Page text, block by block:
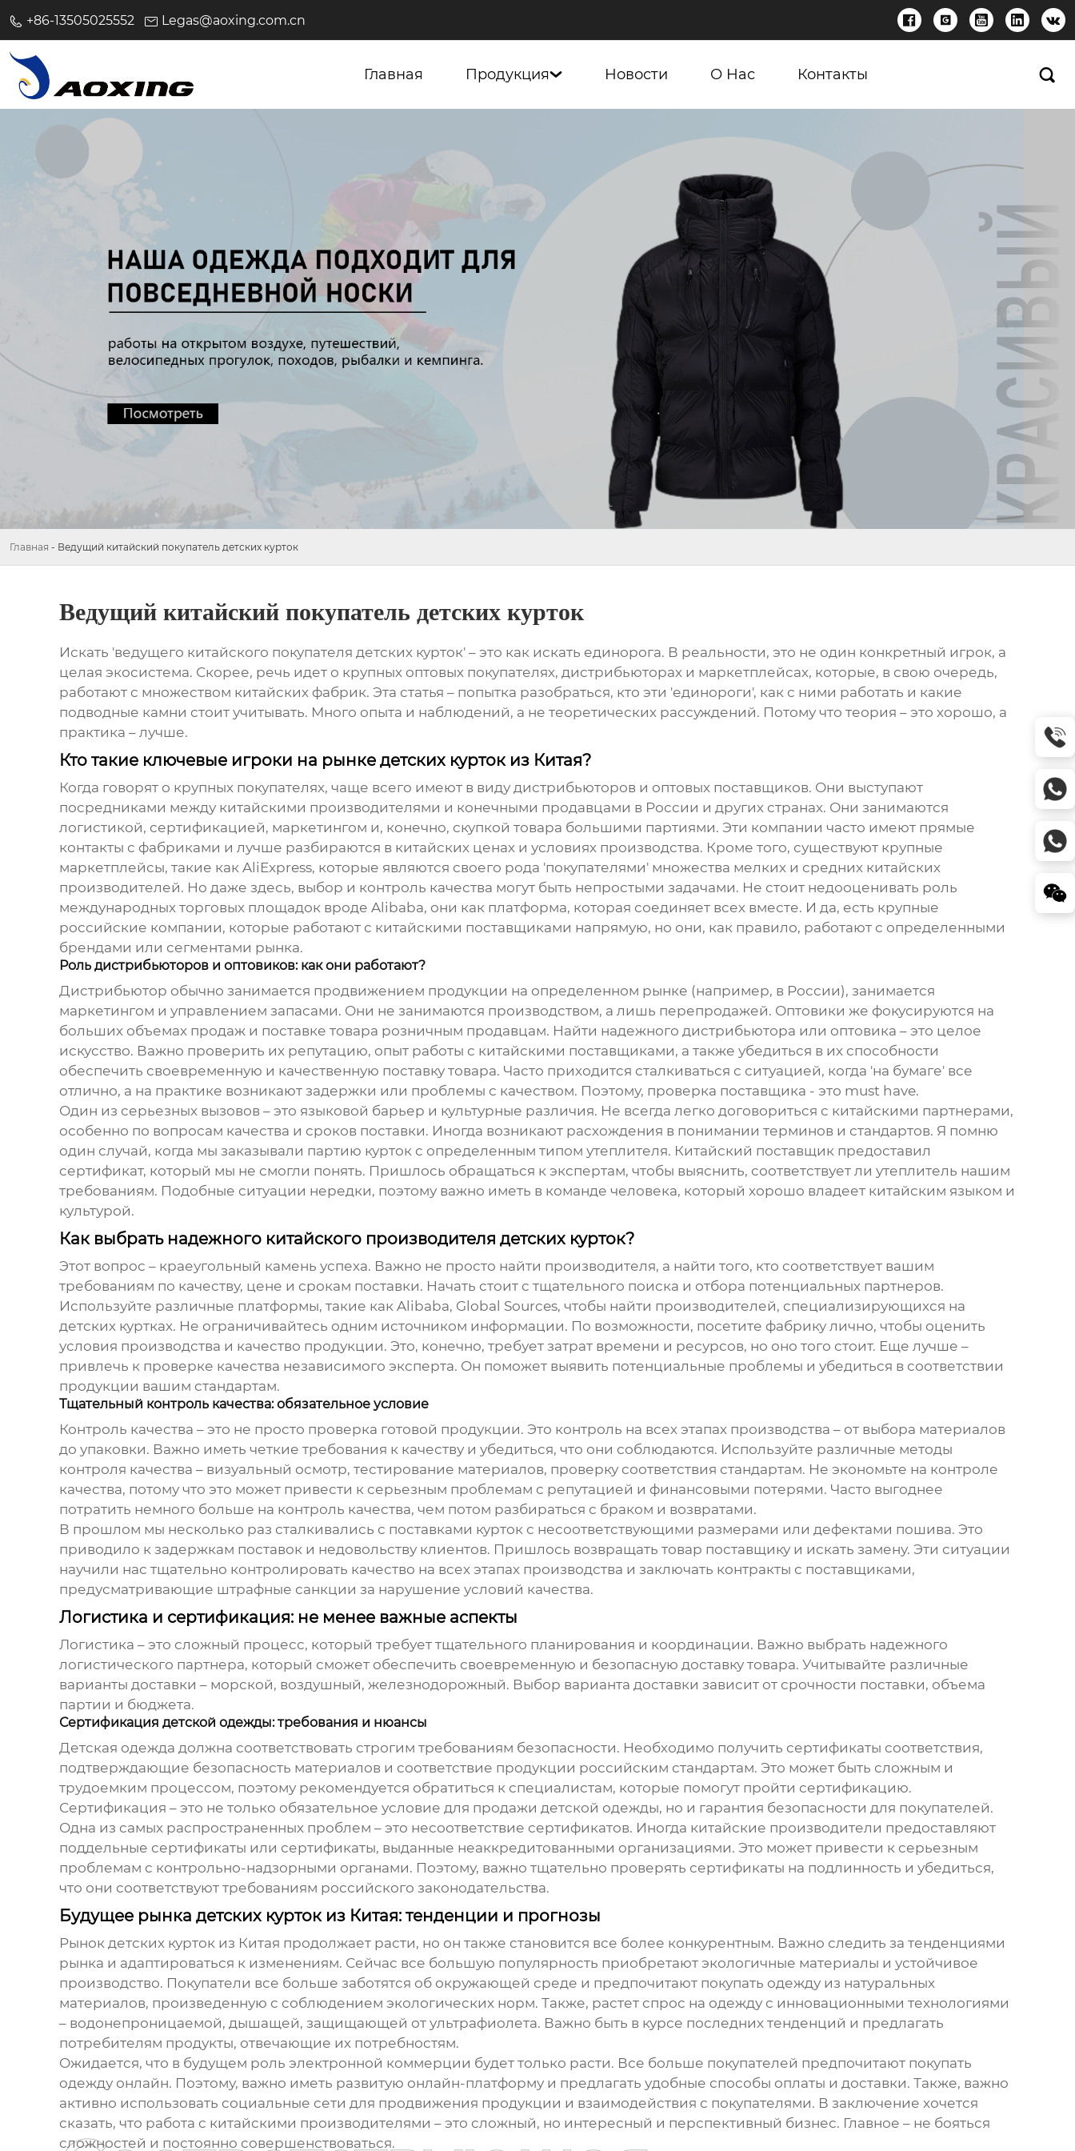
+86-13505025552 Legas@aoxing.com.cn     
Главная Продукция Новости О Нас Контакты 
Главная - Ведущий китайский покупатель детских курток
Ведущий китайский покупатель детских курток
Искать 'ведущего китайского покупателя детских курток' – это как искать единорога. В реальности, это не один конкретный игрок, а
целая экосистема. Скорее, речь идет о крупных оптовых покупателях, дистрибьюторах и маркетплейсах, которые, в свою очередь,
работают с множеством китайских фабрик. Эта статья – попытка разобраться, кто эти 'единороги', как с ними работать и какие
подводные камни стоит учитывать. Много опыта и наблюдений, а не теоретических рассуждений. Потому что теория – это хорошо, а
практика – лучше.
Кто такие ключевые игроки на рынке детских курток из Китая?
Когда говорят о крупных покупателях, чаще всего имеют в виду дистрибьюторов и оптовых поставщиков. Они выступают
посредниками между китайскими производителями и конечными продавцами в России и других странах. Они занимаются
логистикой, сертификацией, маркетингом и, конечно, скупкой товара большими партиями. Эти компании часто имеют прямые
контакты с фабриками и лучше разбираются в китайских ценах и условиях производства. Кроме того, существуют крупные
маркетплейсы, такие как AliExpress, которые являются своего рода 'покупателями' множества мелких и средних китайских
производителей. Но даже здесь, выбор и контроль качества могут быть непростыми задачами. Не стоит недооценивать роль
международных торговых площадок вроде Alibaba, они как платформа, которая соединяет всех вместе. И да, есть крупные
российские компании, которые работают с китайскими поставщиками напрямую, но они, как правило, работают с определенными
брендами или сегментами рынка.
Роль дистрибьюторов и оптовиков: как они работают?
Дистрибьютор обычно занимается продвижением продукции на определенном рынке (например, в России), занимается
маркетингом и управлением запасами. Они не занимаются производством, а лишь перепродажей. Оптовики же фокусируются на
больших объемах продаж и поставке товара розничным продавцам. Найти надежного дистрибьютора или оптовика – это целое
искусство. Важно проверить их репутацию, опыт работы с китайскими поставщиками, а также убедиться в их способности
обеспечить своевременную и качественную поставку товара. Часто приходится сталкиваться с ситуацией, когда 'на бумаге' все
отлично, а на практике возникают задержки или проблемы с качеством. Поэтому, проверка поставщика - это must have.
Один из серьезных вызовов – это языковой барьер и культурные различия. Не всегда легко договориться с китайскими партнерами,
особенно по вопросам качества и сроков поставки. Иногда возникают расхождения в понимании терминов и стандартов. Я помню
один случай, когда мы заказывали партию курток с определенным типом утеплителя. Китайский поставщик предоставил
сертификат, который мы не смогли понять. Пришлось обращаться к экспертам, чтобы выяснить, соответствует ли утеплитель нашим
требованиям. Подобные ситуации нередки, поэтому важно иметь в команде человека, который хорошо владеет китайским языком и
культурой.
Как выбрать надежного китайского производителя детских курток?
Этот вопрос – краеугольный камень успеха. Важно не просто найти производителя, а найти того, кто соответствует вашим
требованиям по качеству, цене и срокам поставки. Начать стоит с тщательного поиска и отбора потенциальных партнеров.
Используйте различные платформы, такие как Alibaba, Global Sources, чтобы найти производителей, специализирующихся на
детских куртках. Не ограничивайтесь одним источником информации. По возможности, посетите фабрику лично, чтобы оценить
условия производства и качество продукции. Это, конечно, требует затрат времени и ресурсов, но оно того стоит. Еще лучше –
привлечь к проверке качества независимого эксперта. Он поможет выявить потенциальные проблемы и убедиться в соответствии
продукции вашим стандартам.
Тщательный контроль качества: обязательное условие
Контроль качества – это не просто проверка готовой продукции. Это контроль на всех этапах производства – от выбора материалов
до упаковки. Важно иметь четкие требования к качеству и убедиться, что они соблюдаются. Используйте различные методы
контроля качества – визуальный осмотр, тестирование материалов, проверку соответствия стандартам. Не экономьте на контроле
качества, потому что это может привести к серьезным проблемам с репутацией и финансовыми потерями. Часто выгоднее
потратить немного больше на контроль качества, чем потом разбираться с браком и возвратами.
В прошлом мы несколько раз сталкивались с поставками курток с несоответствующими размерами или дефектами пошива. Это
приводило к задержкам поставок и недовольству клиентов. Пришлось возвращать товар поставщику и искать замену. Эти ситуации
научили нас тщательно контролировать качество на всех этапах производства и заключать контракты с поставщиками,
предусматривающие штрафные санкции за нарушение условий качества.
Логистика и сертификация: не менее важные аспекты
Логистика – это сложный процесс, который требует тщательного планирования и координации. Важно выбрать надежного
логистического партнера, который сможет обеспечить своевременную и безопасную доставку товара. Учитывайте различные
варианты доставки – морской, воздушный, железнодорожный. Выбор варианта доставки зависит от срочности поставки, объема
партии и бюджета.
Сертификация детской одежды: требования и нюансы
Детская одежда должна соответствовать строгим требованиям безопасности. Необходимо получить сертификаты соответствия,
подтверждающие безопасность материалов и соответствие продукции российским стандартам. Это может быть сложным и
трудоемким процессом, поэтому рекомендуется обратиться к специалистам, которые помогут пройти сертификацию.
Сертификация – это не только обязательное условие для продажи детской одежды, но и гарантия безопасности для покупателей.
Одна из самых распространенных проблем – это несоответствие сертификатов. Иногда китайские производители предоставляют
поддельные сертификаты или сертификаты, выданные неаккредитованными организациями. Это может привести к серьезным
проблемам с контрольно-надзорными органами. Поэтому, важно тщательно проверять сертификаты на подлинность и убедиться,
что они соответствуют требованиям российского законодательства.
Будущее рынка детских курток из Китая: тенденции и прогнозы
Рынок детских курток из Китая продолжает расти, но он также становится все более конкурентным. Важно следить за тенденциями
рынка и адаптироваться к изменениям. Сейчас все большую популярность приобретают экологичные материалы и устойчивое
производство. Покупатели все больше заботятся об окружающей среде и предпочитают покупать одежду из натуральных
материалов, произведенную с соблюдением экологических норм. Также, растет спрос на одежду с инновационными технологиями
– водонепроницаемой, дышащей, защищающей от ультрафиолета. Важно быть в курсе последних тенденций и предлагать
потребителям продукты, отвечающие их потребностям.
Ожидается, что в будущем роль электронной коммерции будет только расти. Все больше покупателей предпочитают покупать
одежду онлайн. Поэтому, важно иметь развитую онлайн-платформу и предлагать удобные способы оплаты и доставки. Также, важно
активно использовать социальные сети для продвижения продукции и взаимодействия с покупателями. В заключение хочется
сказать, что работа с китайскими производителями – это сложный, но интересный и перспективный бизнес. Главное – не бояться
сложностей и постоянно совершенствоваться.